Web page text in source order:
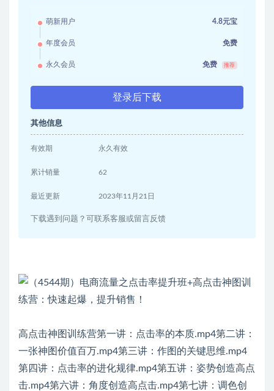
萌新用户 4.8元宝
年度会员 免费
永久会员 免费 推荐
登录后下载
其他信息
有效期 永久有效
累计销量 62
最近更新 2023年11月21日
下载遇到问题？可联系客服或留言反馈
高点击神图训练营第一讲：点击率的本质.mp4第二讲：
一张神图价值百万.mp4第三讲：作图的关键思维.mp4
第四讲：点击率的进化规律.mp4第五讲：姿势创造高点
击.mp4第六讲：角度创造高点击.mp4第七讲：调色创